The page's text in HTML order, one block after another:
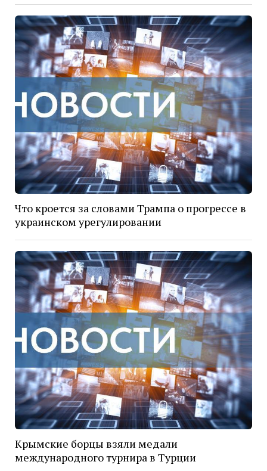
Что кроется за словами Трампа о прогрессе в
украинском урегулировании
Крымские борцы взяли медали
международного турнира в Турции